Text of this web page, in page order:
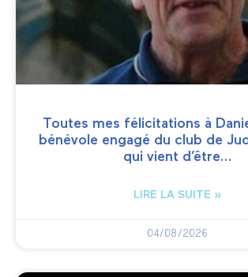
Toutes mes félicitations à
bénévole engagé du club de
qui vient d’être…
LIRE LA SUITE »
04/08/2026